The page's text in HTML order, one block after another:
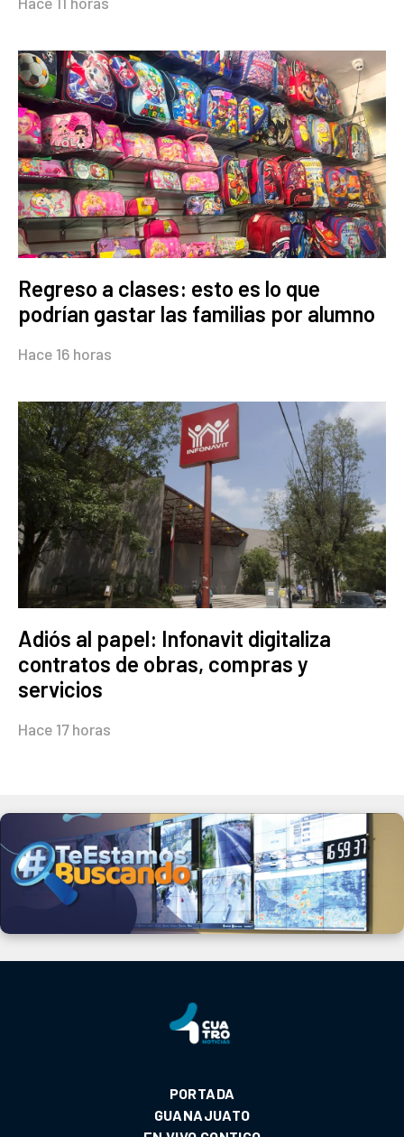
Regreso a clases: esto es lo que
podrían gastar las familias por alumno
Hace 16 horas
Adiós al papel: Infonavit digitaliza
contratos de obras, compras y
servicios
Hace 17 horas
PORTADA
GUANAJUATO